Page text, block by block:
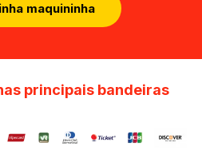
maquininha
principais bandeiras